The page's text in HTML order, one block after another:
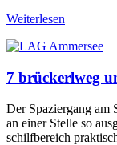
Weiterlesen
7 brückerlweg
Der Spaziergang am
an einer Stelle so
schilfbereich